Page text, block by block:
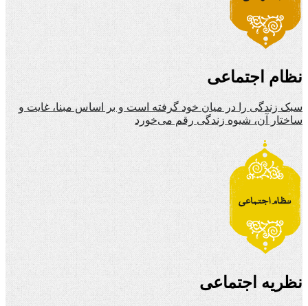
نظام اجتماعی
سبک زندگی را در میان خود گرفته است و بر اساس مبنا، غایت و
ساختار آن، شیوه زندگی رقم می‌خورد
نظریه اجتماعی